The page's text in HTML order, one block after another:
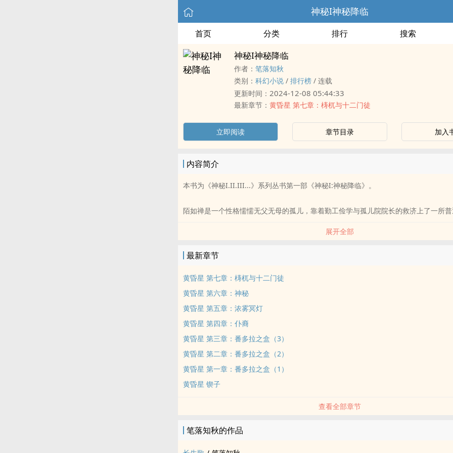
神秘I神秘降临
首页 分类 排行 搜索
神秘I神秘降临
作者： 笔落知秋
类别： 科幻小说 / 排行榜 / 连载
更新时间： 2024-12-08 05:44:33
最新章节： 黄昏星 第七章：梼杌与十二门徒
立即阅读 章节目录 加入
内容简介
本书为《神秘I.II.III...》系列丛书第一部《神秘I:神秘降临》。
陌如禅是一个性格懦懦无父无母的孤儿，靠着勤工俭学与孤儿院院长的救济上了一所普
但是又要忙于生计的他学业总是不好，高考来临，原本已是弃考的他却在某天收到了一
从此踏上了寻找神秘的旅途中。【展开】【收起】
展开全部
最新章节
黄昏星 第七章：梼杌与十二门徒
黄昏星 第六章：神秘
黄昏星 第五章：浓雾冥灯
黄昏星 第四章：仆裔
黄昏星 第三章：番多拉之盒（3）
黄昏星 第二章：番多拉之盒（2）
黄昏星 第一章：番多拉之盒（1）
黄昏星 锲子
查看全部章节
笔落知秋的作品